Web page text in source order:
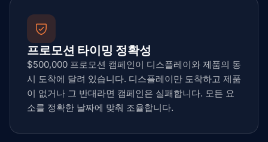
프로모션 타이밍 정확성
$500,000 프로모션 캠페인이 디스플레이와 제품의 동
시 도착에 달려 있습니다. 디스플레이만 도착하고 제품
이 없거나 그 반대라면 캠페인은 실패합니다. 모든 요
소를 정확한 날짜에 맞춰 조율합니다.